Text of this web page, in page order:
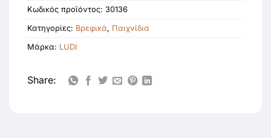
Κωδικός προϊόντος: 30136
Κατηγορίες: Βρεφικά, Παιχνίδια
Μάρκα: LUDI
Share: